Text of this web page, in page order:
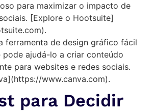
para maximizar o impacto de
[Explore o Hootsuite]
ferramenta de design gráfico fácil
pode ajudá-lo a criar conteúdo
para websites e redes sociais.
www.canva.com).
para Decidir